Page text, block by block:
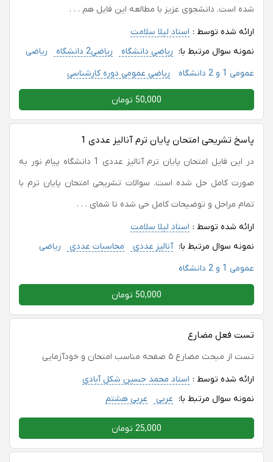
شده است. دانشجوی عزیز با مطالعه این فایل هم . . .
ارائه شده توسط : استاد لیلا سلامت
نمونه سوال مرتبط با: ریاضی دانشگاه ریاضی2 دانشگاه
ریاضی
عمومی 1 و 2 دانشگاه
ریاضی عمومی دوره کارشناسی
50,000 تومان
پاسخ تشریحی امتحان پایان ترم آنالیز عددی 1
در این فایل امتحان پایان ترم آنالیز عددی 1 دانشگاه پیام نور به
صورت کامل حل شده است. سوالات تشریحی امتحان پایان ترم با
تمام مراحل و توضیحات کامل حی شده تا شمای . . .
ارائه شده توسط : استاد لیلا سلامت
نمونه سوال مرتبط با: آنالیز عددی محاسبات عددی
ریاضی
عمومی 1 و 2 دانشگاه
50,000 تومان
تست فعل مضارع
تست از مبحث مضارع ۵ صفحه مناسب امتحان و خودآزمایی
ارائه شده توسط : استاد محمد حسین شکل آبادی
نمونه سوال مرتبط با: عربی عربی هشتم
25,000 تومان